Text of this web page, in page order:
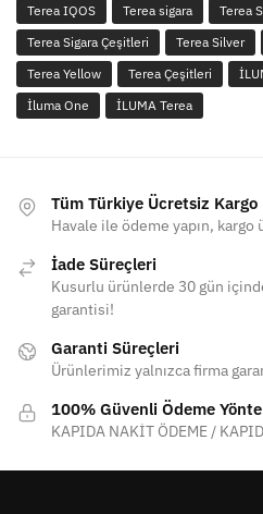
Terea IQOS
Terea sigara
Terea
Terea Sigara Çeşitleri
Terea Silver
Terea Yellow
Terea Çeşitleri
İluma One
İLUMA Terea
Tüm Türkiye Ücretsiz Kargo
Havale ile ödeme yapın,
İade Süreçleri
Kusurlu ürünlerde 30 gün
garantisi!
Garanti Süreçleri
Ürünlerimiz yalnızca firma
100% Güvenli Ödeme
KAPIDA NAKİT ÖDEME /